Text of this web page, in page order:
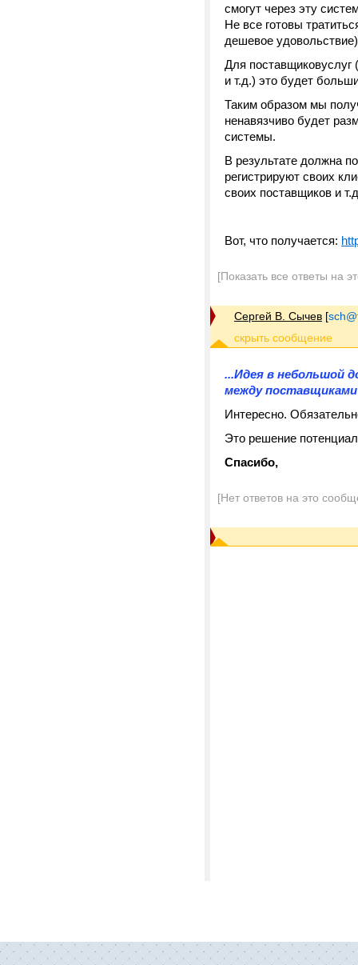
смогут через эту
Не все готовы
дешевое
Для поставщиковуслуг
и т.д.) это будет
Таким образом мы
ненавязчиво будет
системы.
В результате должна
регистрируют своих
своих поставщиков и
Вот, что получается:
[Показать все ответы на
Сергей В. Сычев [
...Идея в небольшой
между
Интересно.
Это решение
Спасибо,
[Нет ответов на это